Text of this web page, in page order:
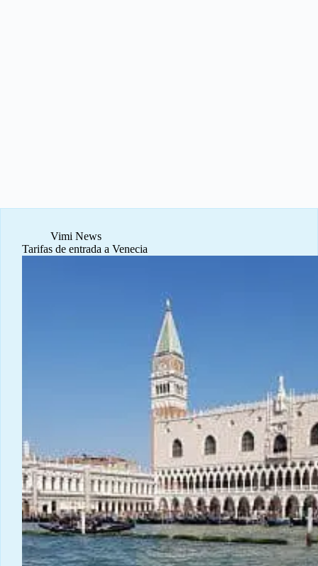
Vimi News
Tarifas de entrada a Venecia